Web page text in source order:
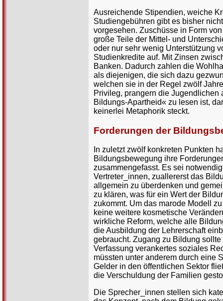
Ausreichende Stipendien, weiche
Studiengebühren gibt es bisher
vorgesehen. Zuschüsse in Form
große Teile der Mittel- und
oder nur sehr wenig Unterstützung
Studienkredite auf. Mit Zinsen
Banken. Dadurch zahlen die
als diejenigen, die sich dazu
welchen sie in der Regel zwölf
Privileg, prangern die Jugendlichen
Bildungs-Apartheid« zu lesen ist,
keinerlei Metaphorik steckt.
Forderungen der
In zuletzt zwölf konkreten Punkten
Bildungsbewegung ihre
zusammengefasst. Es sei
Vertreter_innen, zuallererst das
allgemein zu überdenken und
zu klären, was für ein Wert der
zukommt. Um das marode Modell
keine weitere kosmetische
wirkliche Reform, welche alle
die Ausbildung der Lehrerschaft
gebraucht. Zugang zu Bildung sollte
Verfassung verankertes soziales
müssten unter anderem durch eine
Gelder in den öffentlichen Sektor
die Verschuldung der Familien
Die Sprecher_innen stellen sich